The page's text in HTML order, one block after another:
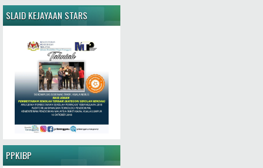
SLAID KEJAYAAN STARS
PPKIBP